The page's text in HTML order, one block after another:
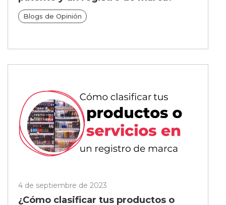
Blogs de Opinión
4 de septiembre de 2023
¿Cómo clasificar tus productos o